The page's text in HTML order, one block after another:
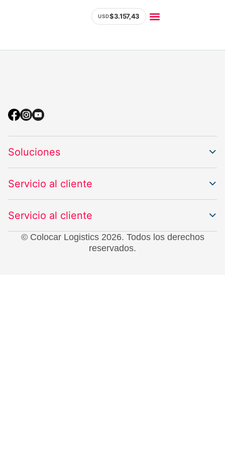
USD$3.157,43
Soluciones
Servicio al cliente
Servicio al cliente
© Colocar Logistics 2026. Todos los derechos
reservados.